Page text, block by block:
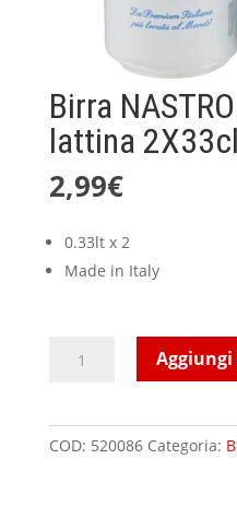
Birra
lattina 2X33cl
2,99€
0.33lt x 2
Made in Italy
lattina
2X33cl
COD: 520086 Categoria: